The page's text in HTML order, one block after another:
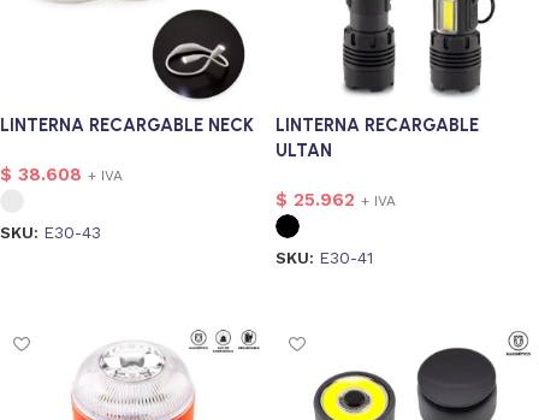
LINTERNA RECARGABLE NECK
$ 38.608 + IVA
SKU: E30-43
LINTERNA RECARGABLE
ULTAN
$ 25.962 + IVA
SKU: E30-41